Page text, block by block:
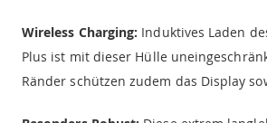
Wireless Charging: Induktives Laden
Plus ist mit dieser Hülle
Ränder schützen zudem das Display